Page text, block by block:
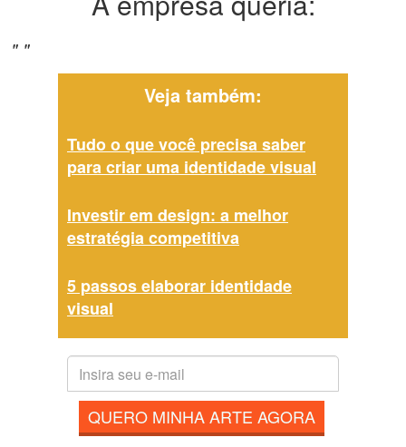
" "
Veja também:
Tudo o que você precisa saber
para criar uma identidade visual
Investir em design: a melhor
estratégia competitiva
5 passos elaborar identidade
visual
QUERO MINHA ARTE AGORA